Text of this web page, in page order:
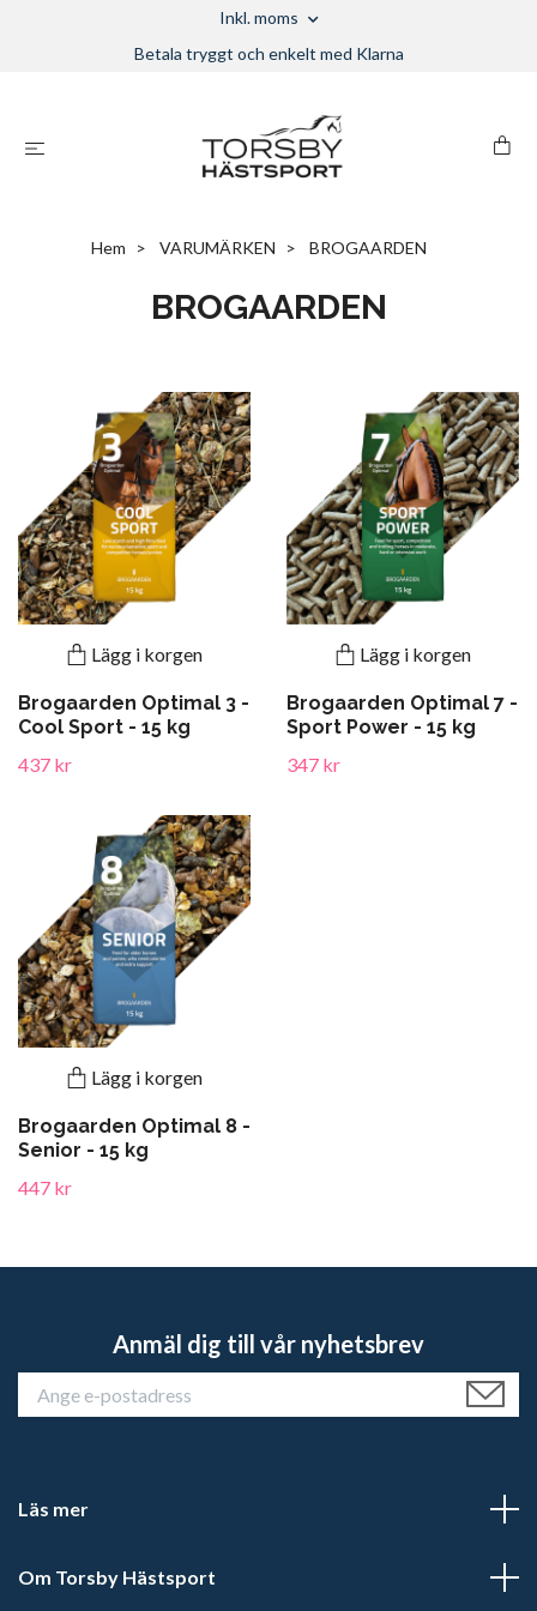
Inkl. moms
Betala tryggt och enkelt med Klarna
Hem VARUMÄRKEN BROGAARDEN
BROGAARDEN
Lägg i korgen
Brogaarden Optimal 3 -
Cool Sport - 15 kg
437 kr
Lägg i korgen
Brogaarden Optimal 7 -
Sport Power - 15 kg
347 kr
Lägg i korgen
Brogaarden Optimal 8 -
Senior - 15 kg
447 kr
Anmäl dig till vår nyhetsbrev
Läs mer
Om Torsby Hästsport